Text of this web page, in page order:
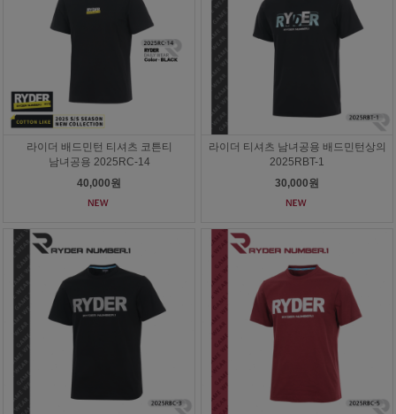
라이더 배드민턴 티셔츠 코튼티
남녀공용 2025RC-14
40,000원
라이더 티셔츠 남녀공용 배드민턴상의
2025RBT-1
30,000원